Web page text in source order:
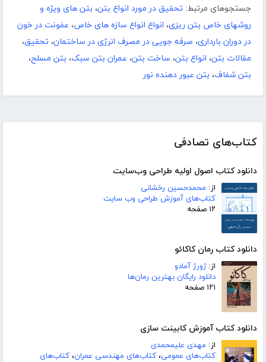
کتاب‌های تصادفی
دانلود کتاب اصول اولیه طراحی وب‌سایت
از: محمد‌حسین رخشانی
کتاب‌های آموزش طراحی وب سایت
۱۲ صفحه
دانلود کتاب رمان کاکائو
از:ژورژ آمادو
دانلود رایگان بهترین رمان‌ها
۱۲۱ صفحه
دانلود کتاب آموزش کابینت سازی
از: مهدی علیمحمدی
کتاب‌های عمومی، کتاب‌های مهندسی عمران، کتاب‌های
جستجوهای مرتبط: تحقیق در مورد انواع بتن، بتن های ویژه و
روشهای خاص بتن ریزی، انواع انواع سازه های خاص، عفونت در خون
در دوران بارداری، صرفه جویی در مصرف انرژی در ساختمان، تحقیق،
مقالات بتن، انواع بتن، ساخت بتن، عمران بتن سبک، بتن مسلح،
بتن شفاف، بتن عبور دهنده نور